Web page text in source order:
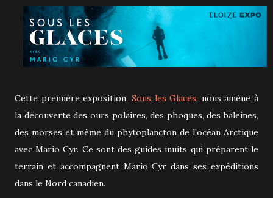
Cette première exposition, Sous les Glaces, nous amène à
la découverte des ours polaires, des phoques, des baleines,
des morses et même du phytoplancton de l’océan Arctique
avec Mario Cyr. Ce sont des guides inuits qui préparent le
terrain et accompagnent Mario Cyr dans ses expéditions
dans le Nord canadien.